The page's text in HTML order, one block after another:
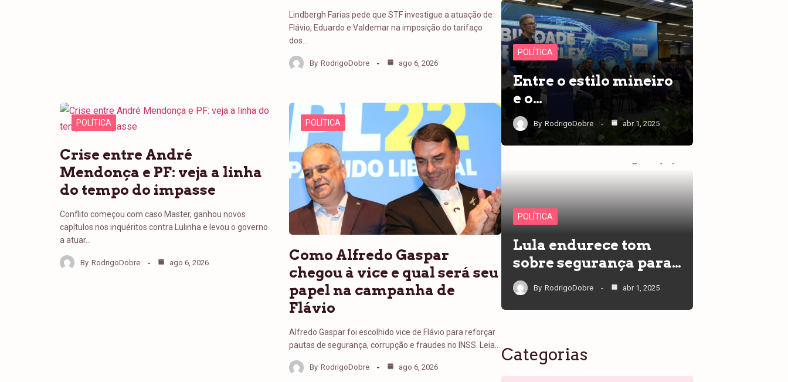
Lindbergh Farias pede que STF investigue a atuação de
Flávio, Eduardo e Valdemar na imposição do tarifaço
dos…
By RodrigoDobre ago 6, 2026
POLÍTICA
Crise entre André
Mendonça e PF: veja a linha
do tempo do impasse
Conflito começou com caso Master, ganhou novos
capítulos nos inquéritos contra Lulinha e levou o governo
a atuar…
By RodrigoDobre ago 6, 2026
POLÍTICA
Como Alfredo Gaspar
chegou à vice e qual será seu
papel na campanha de
Flávio
Alfredo Gaspar foi escolhido vice de Flávio para reforçar
pautas de segurança, corrupção e fraudes no INSS. Leia…
By RodrigoDobre ago 6, 2026
POLÍTICA
Entre o estilo mineiro
e o…
By RodrigoDobre abr 1, 2025
POLÍTICA
Lula endurece tom
sobre segurança para…
By RodrigoDobre abr 1, 2025
Categorias